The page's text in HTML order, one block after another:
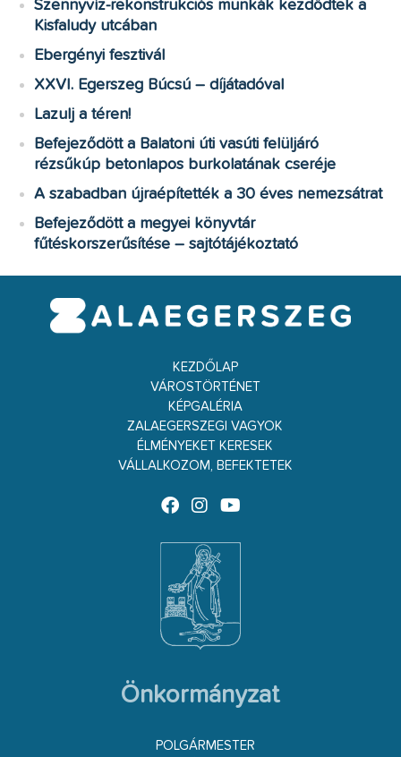
Szennyvíz-rekonstrukciós munkák kezdődtek a
Kisfaludy utcában
Ebergényi fesztivál
XXVI. Egerszeg Búcsú – díjátadóval
Lazulj a téren!
Befejeződött a Balatoni úti vasúti felüljáró
rézsűkúp betonlapos burkolatának cseréje
A szabadban újraépítették a 30 éves nemezsátrat
Befejeződött a megyei könyvtár
fűtéskorszerűsítése – sajtótájékoztató
KEZDŐLAP
VÁROSTÖRTÉNET
KÉPGALÉRIA
ZALAEGERSZEGI VAGYOK
ÉLMÉNYEKET KERESEK
VÁLLALKOZOM, BEFEKTETEK
Önkormányzat
POLGÁRMESTER